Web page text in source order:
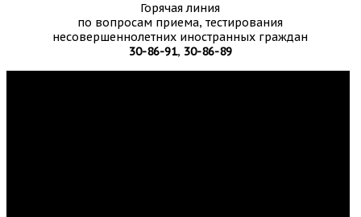
Горячая линия
по вопросам приема, тестирования
несовершеннолетних иностранных граждан
30-86-91, 30-86-89